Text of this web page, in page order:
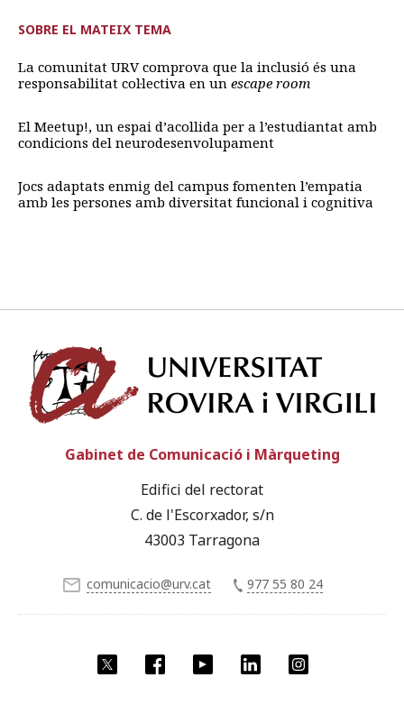
SOBRE EL MATEIX TEMA
La comunitat URV comprova que la inclusió és una
responsabilitat col·lectiva en un escape room
El Meetup!, un espai d’acollida per a l’estudiantat amb
condicions del neurodesenvolupament
Jocs adaptats enmig del campus fomenten l’empatia
amb les persones amb diversitat funcional i cognitiva
Facebook YouTube LinkedIn
Gabinet de Comunicació i Màrqueting
Edifici del rectorat
C. de l'Escorxador, s/n
43003 Tarragona
comunicacio@urv.cat 977 55 80 24